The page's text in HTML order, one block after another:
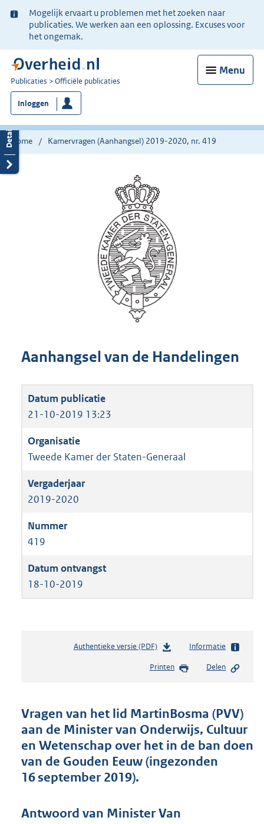
Ter
informatie:
Mogelijk ervaart u problemen met het zoeken naar
publicaties. We werken aan een oplossing. Excuses voor
het ongemak.
Menu
U
bent
nu
hier:
Publicaties Officiële publicaties
Inloggen
Home Kamervragen (Aanhangsel) 2019-2020, nr. 419
Aanhangsel van de Handelingen
21-10-2019 13:23
Tweede Kamer der Staten-Generaal
2019-2020
419
18-10-2019
Authentieke versie (PDF)b
s
n
d
s
g
r
o
t
e
Informatie
Printen Delen
Vragen van het lid MartinBosma (PVV)
aan de Minister van Onderwijs, Cultuur
en Wetenschap over het in de ban doen
van de Gouden Eeuw (ingezonden
16 september 2019).
Antwoord van Minister Van